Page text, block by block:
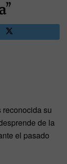
su
de la
el pasado